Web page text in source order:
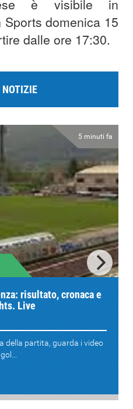
è visibile in
domenica 15
dalle ore 17:30.
NOTIZIE
5 minuti fa
risultato, cronaca e
Live
della partita, guarda i video